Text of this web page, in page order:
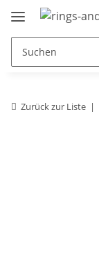
Zurück zur Liste